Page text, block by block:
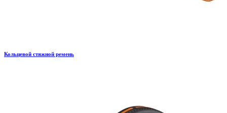
Кольцевой стяжной ремень